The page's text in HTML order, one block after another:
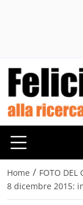
Home / FOTO DEL
8 dicembre 2015: